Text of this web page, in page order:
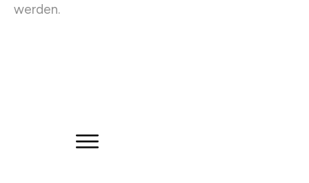
werden.